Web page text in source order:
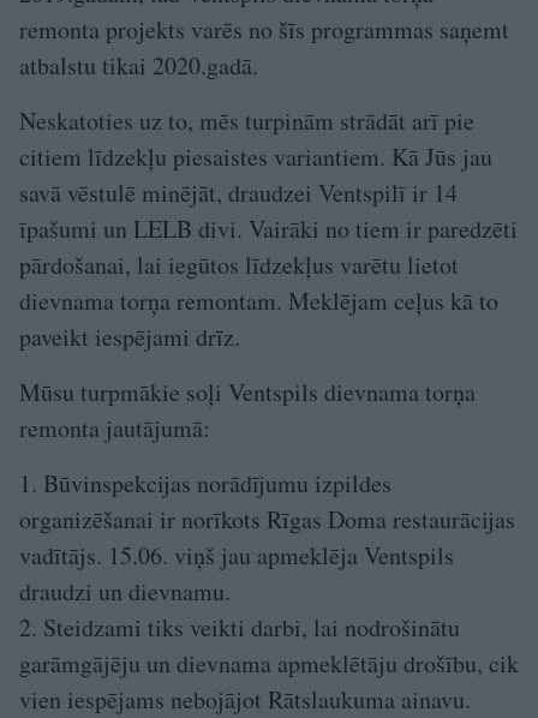
remonta projekts varēs no šīs programmas saņemt
atbalstu tikai 2020.gadā.
Neskatoties uz to, mēs turpinām strādāt arī pie
citiem līdzekļu piesaistes variantiem. Kā Jūs jau
savā vēstulē minējāt, draudzei Ventspilī ir 14
īpašumi un LELB divi. Vairāki no tiem ir paredzēti
pārdošanai, lai iegūtos līdzekļus varētu lietot
dievnama torņa remontam. Meklējam ceļus kā to
paveikt iespējami drīz.
Mūsu turpmākie soļi Ventspils dievnama torņa
remonta jautājumā:
1. Būvinspekcijas norādījumu izpildes
organizēšanai ir norīkots Rīgas Doma restaurācijas
vadītājs. 15.06. viņš jau apmeklēja Ventspils
draudzi un dievnamu.
2. Steidzami tiks veikti darbi, lai nodrošinātu
garāmgājēju un dievnama apmeklētāju drošību, cik
vien iespējams nebojājot Rātslaukuma ainavu.